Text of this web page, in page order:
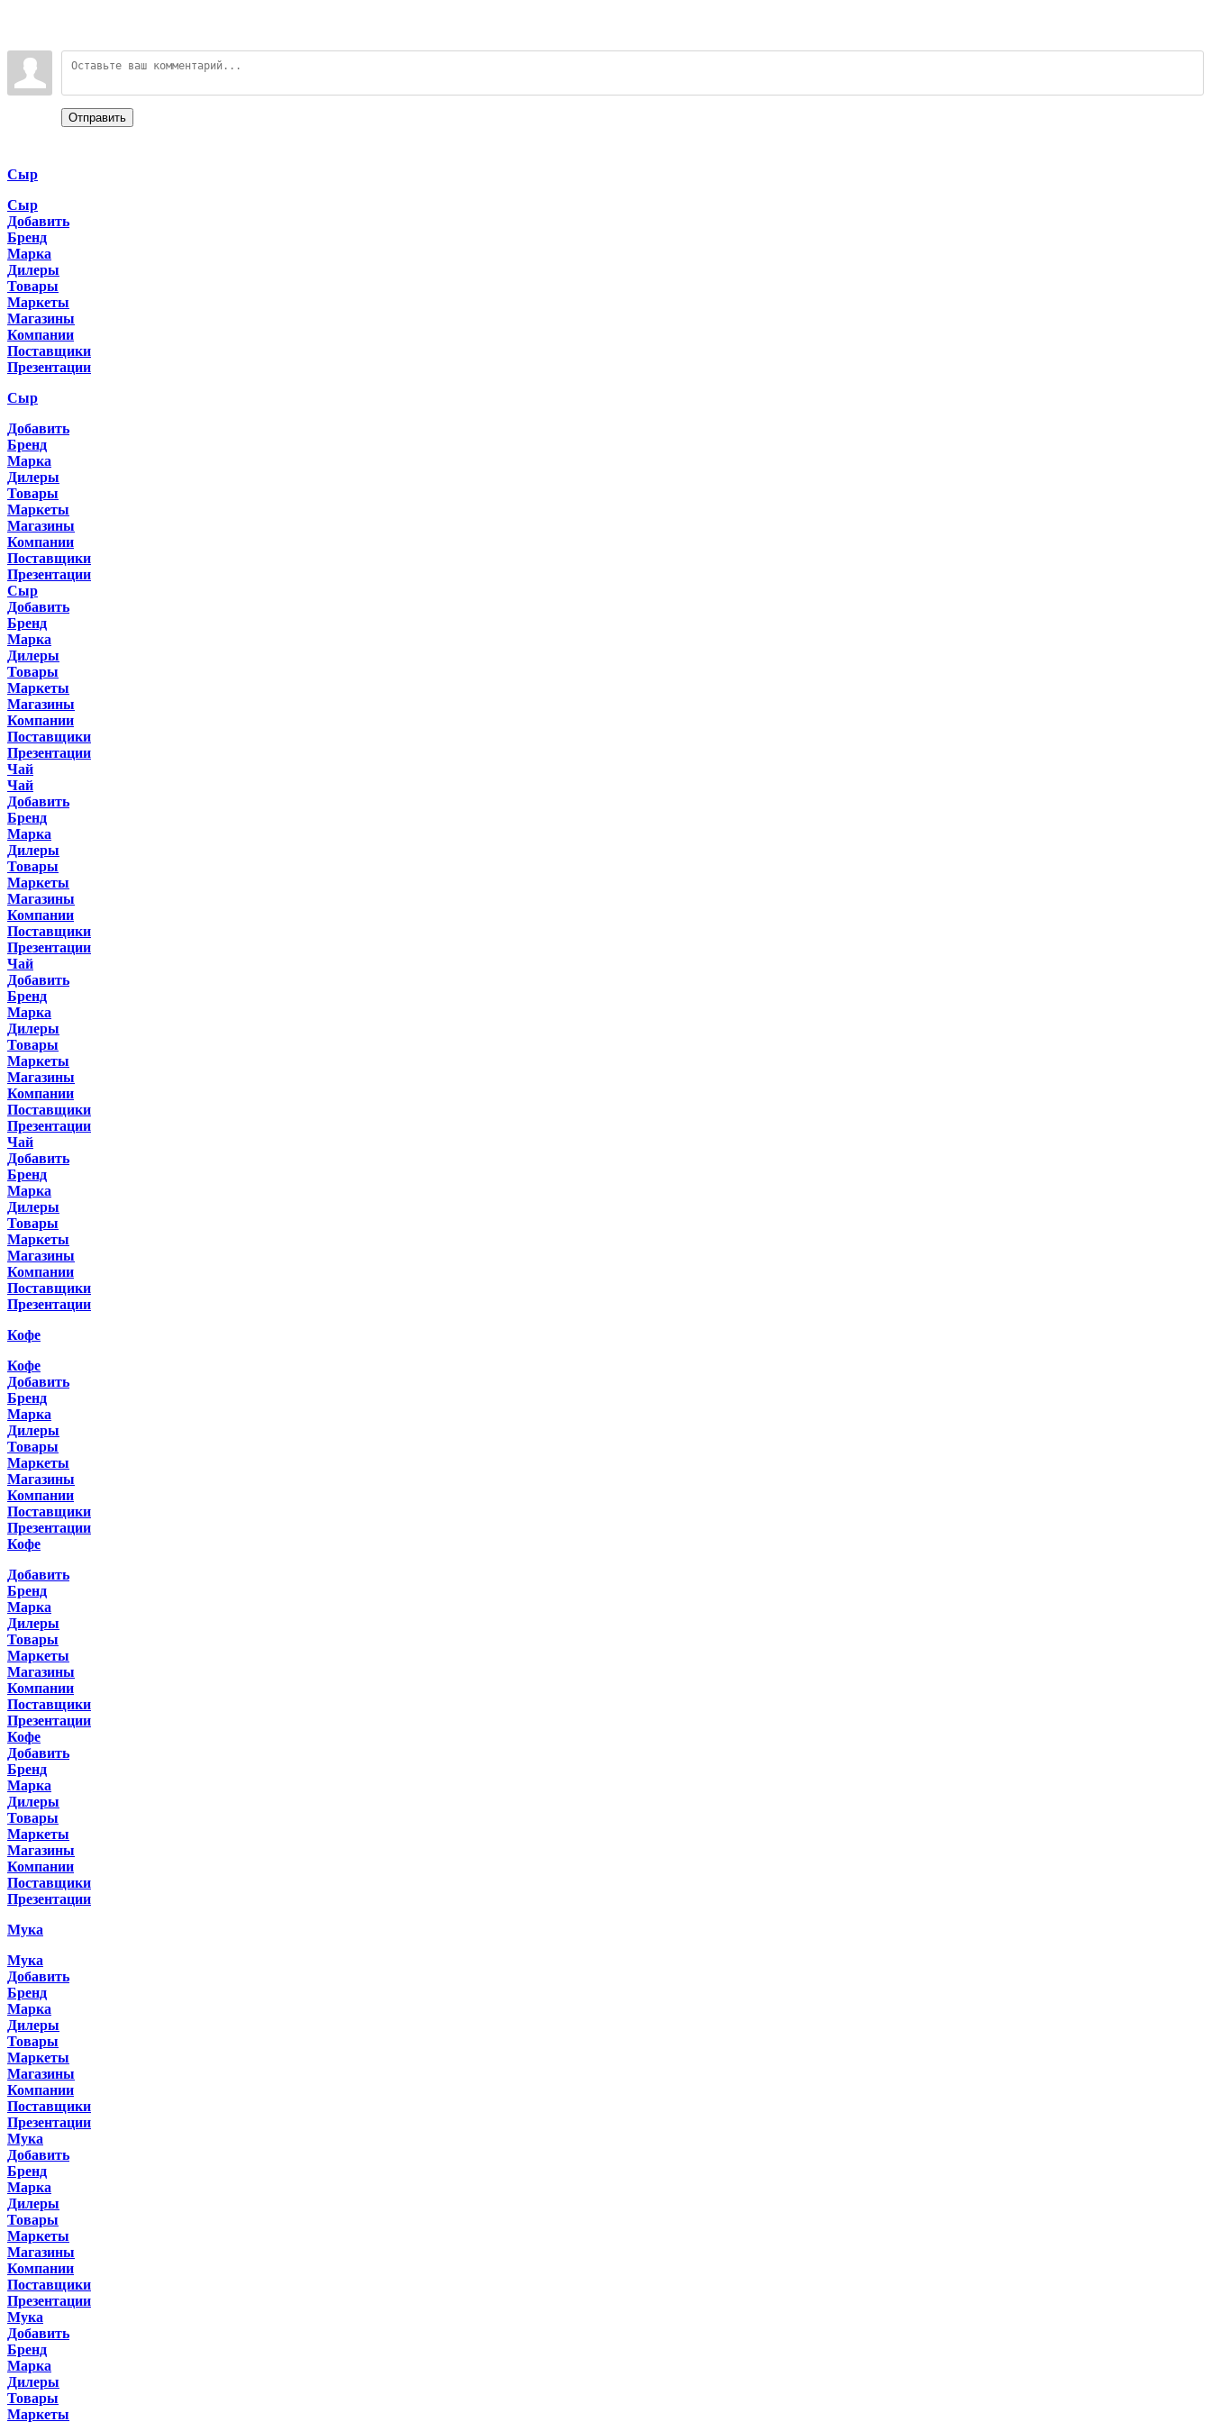
Отправить
Сыр
Сыр
Добавить
Бренд
Марка
Дилеры
Товары
Маркеты
Магазины
Компании
Поставщики
Презентации
Сыр
Добавить
Бренд
Марка
Дилеры
Товары
Маркеты
Магазины
Компании
Поставщики
Презентации
Сыр
Добавить
Бренд
Марка
Дилеры
Товары
Маркеты
Магазины
Компании
Поставщики
Презентации
Чай
Чай
Добавить
Бренд
Марка
Дилеры
Товары
Маркеты
Магазины
Компании
Поставщики
Презентации
Чай
Добавить
Бренд
Марка
Дилеры
Товары
Маркеты
Магазины
Компании
Поставщики
Презентации
Чай
Добавить
Бренд
Марка
Дилеры
Товары
Маркеты
Магазины
Компании
Поставщики
Презентации
Кофе
Кофе
Добавить
Бренд
Марка
Дилеры
Товары
Маркеты
Магазины
Компании
Поставщики
Презентации
Кофе
Добавить
Бренд
Марка
Дилеры
Товары
Маркеты
Магазины
Компании
Поставщики
Презентации
Кофе
Добавить
Бренд
Марка
Дилеры
Товары
Маркеты
Магазины
Компании
Поставщики
Презентации
Мука
Мука
Добавить
Бренд
Марка
Дилеры
Товары
Маркеты
Магазины
Компании
Поставщики
Презентации
Мука
Добавить
Бренд
Марка
Дилеры
Товары
Маркеты
Магазины
Компании
Поставщики
Презентации
Мука
Добавить
Бренд
Марка
Дилеры
Товары
Маркеты